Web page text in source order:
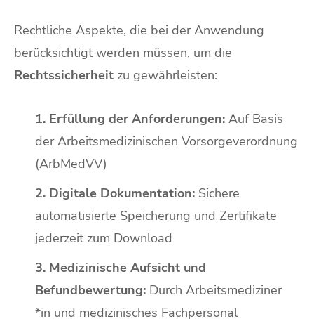
Rechtliche Aspekte, die bei der Anwendung
berücksichtigt werden müssen, um die
Rechtssicherheit zu gewährleisten:
1. Erfüllung der Anforderungen: Auf Basis
der Arbeitsmedizinischen Vorsorgeverordnung
(ArbMedVV)
2. Digitale Dokumentation: Sichere
automatisierte Speicherung und Zertifikate
jederzeit zum Download
3. Medizinische Aufsicht und
Befundbewertung: Durch Arbeitsmediziner
*in und medizinisches Fachpersonal